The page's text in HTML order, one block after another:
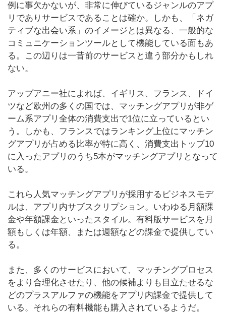
例に事欠かないが、非常に伸びているジャンルのアプ
リでありサービスであることは確か。しかも、「ネガ
ティブな出会い系」のイメージとは異なる、一般的な
コミュニケーションツールとして機能している面もあ
る。この辺りは一昔前のサービスと違う部分かもしれ
ない。
アップアニー社によれば、イギリス、フランス、ドイ
ツなど欧州の多くの国では、マッチングアプリが非ゲ
ーム系アプリ全体の消費支出で1位に立っているとい
う。しかも、フランスではランキング上位にマッチン
グアプリが占める比率が特に高く、消費支出トップ10
に入ったアプリのうち5本がマッチングアプリとなって
いる。
これら人気マッチングアプリが採用するビジネスモデ
ルは、アプリ内サブスクリプション。いわゆる月額課
金や年額課金といったスタイル。有料版サービスを月
額もしくは年額、または週額などの課金で提供してい
る。
また、多くのサービスにおいて、マッチングプロセス
をより合理化させたり、他の候補よりも目立たせるな
どのプラスアルファの機能をアプリ内課金で提供して
いる。それらの有料機能も購入されているようだ。